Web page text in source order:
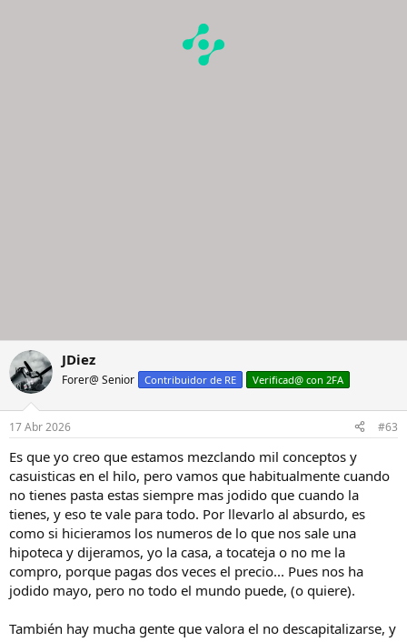
JDiez
Forer@ Senior Contribuidor de RE Verificad@ con 2FA
17 Abr 2026 #63
Es que yo creo que estamos mezclando mil conceptos y
casuisticas en el hilo, pero vamos que habitualmente cuando
no tienes pasta estas siempre mas jodido que cuando la
tienes, y eso te vale para todo. Por llevarlo al absurdo, es
como si hicieramos los numeros de lo que nos sale una
hipoteca y dijeramos, yo la casa, a tocateja o no me la
compro, porque pagas dos veces el precio... Pues nos ha
jodido mayo, pero no todo el mundo puede, (o quiere).
También hay mucha gente que valora el no descapitalizarse, y